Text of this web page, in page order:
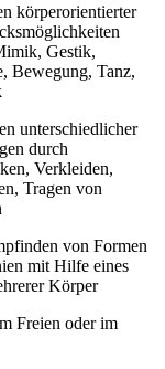
körperorientierter
Gestik,
Bewegung, Tanz,
unterschiedlicher
durch
Verkleiden,
Tragen von
von Formen
mit Hilfe eines
Körper
Freien oder im